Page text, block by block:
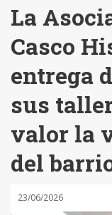
La
Casco
entrega
sus
valor la
del
23/06/2026